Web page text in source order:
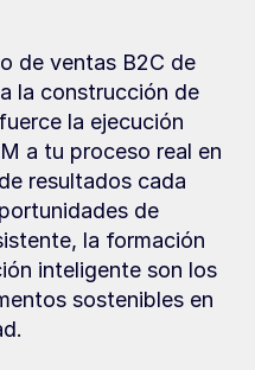
de ventas B2C de
la construcción de
la ejecución
a tu proceso real en
resultados cada
de
la formación
inteligente son los
sostenibles en